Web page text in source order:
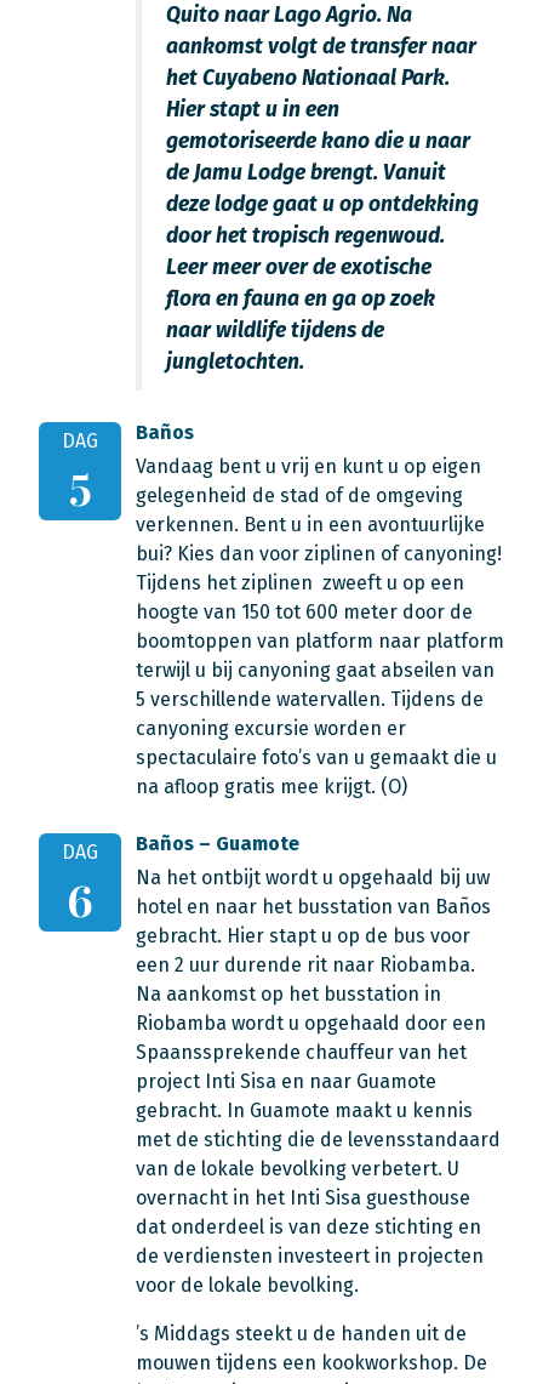
Quito naar Lago Agrio. Na
aankomst volgt de transfer naar
het Cuyabeno Nationaal Park.
Hier stapt u in een
gemotoriseerde kano die u naar
de Jamu Lodge brengt.Vanuit
deze lodge gaat u op ontdekking
door het tropisch regenwoud.
Leer meer over de exotische
flora en fauna en ga op zoek
naar wildlife tijdens de
jungletochten.
DAG
5
Baños
Vandaag bent u vrij en kunt u op eigen
gelegenheid de stad of de omgeving
verkennen. Bent u in een avontuurlijke
bui? Kies dan voor ziplinen of canyoning!
Tijdens het ziplinen zweeft u op een
hoogte van 150 tot 600 meter door de
boomtoppen van platform naar platform
terwijl u bij canyoning gaat abseilen van
5 verschillende watervallen. Tijdens de
canyoning excursie worden er
spectaculaire foto’s van u gemaakt die u
na afloop gratis mee krijgt. (O)
DAG
6
Baños – Guamote
Na het ontbijt wordt u opgehaald bij uw
hotel en naar het busstation van Baños
gebracht. Hier stapt u op de bus voor
een 2 uur durende rit naar Riobamba.
Na aankomst op het busstation in
Riobamba wordt u opgehaald door een
Spaanssprekende chauffeur van het
project Inti Sisa en naar Guamote
gebracht. In Guamote maakt u kennis
met de stichting die de levensstandaard
van de lokale bevolking verbetert. U
overnacht in het Inti Sisa guesthouse
dat onderdeel is van deze stichting en
de verdiensten investeert in projecten
voor de lokale bevolking.
’s Middags steekt u de handen uit de
mouwen tijdens een kookworkshop. De